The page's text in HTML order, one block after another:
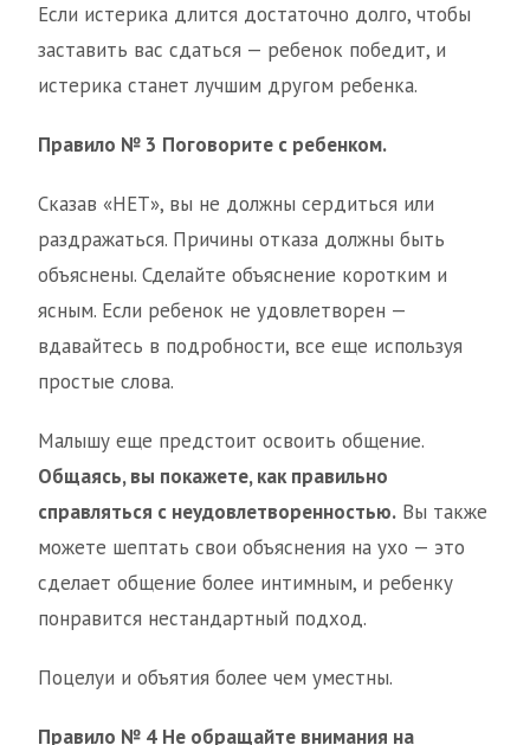
Если истерика длится достаточно долго, чтобы
заставить вас сдаться — ребенок победит, и
истерика станет лучшим другом ребенка.
Правило № 3 Поговорите с ребенком.
Сказав «НЕТ», вы не должны сердиться или
раздражаться. Причины отказа должны быть
объяснены. Сделайте объяснение коротким и
ясным. Если ребенок не удовлетворен —
вдавайтесь в подробности, все еще используя
простые слова.
Малышу еще предстоит освоить общение.
Общаясь, вы покажете, как правильно
справляться с неудовлетворенностью. Вы также
можете шептать свои объяснения на ухо — это
сделает общение более интимным, и ребенку
понравится нестандартный подход.
Поцелуи и объятия более чем уместны.
Правило № 4 Не обращайте внимания на